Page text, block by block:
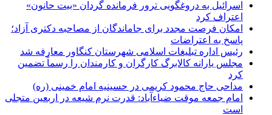
اسرائیل به دروغگویی ترور فرمانده گردان «بیت حانون»
اعتراف کرد
امکان فرصت مجدد برای جاماندگان از مصاحبه دکتری آزاد؛
پاسخ به اعتراضات
رئیس اداره تبلیغات اسلامی شهرستان کنگاور معارفه شد
مجلس یارانه کالابرگ کارگران و کارمندان را رسماً تضمین
کرد
مداحی حاج محمود کریمی در حسینیه امام خمینی (ره)
امام جمعه موقت ضیاءآباد: قدرت نرم شیعه در اربعین متجلی
است